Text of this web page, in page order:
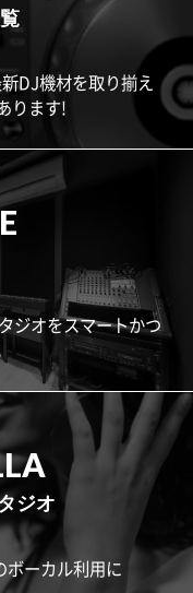
DJ機材を取り揃え
ります!
ジオをスマートかつ
ジオ
ボーカル利用に